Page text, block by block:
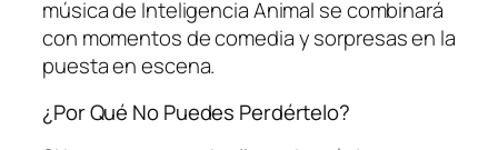
música de Inteligencia Animal se combinará
con momentos de comedia y sorpresas en la
puesta en escena.
¿Por Qué No Puedes Perdértelo?